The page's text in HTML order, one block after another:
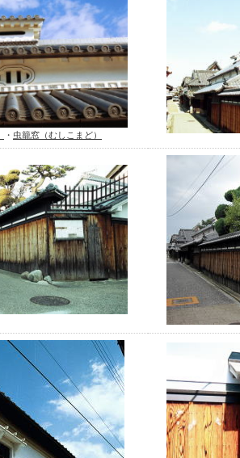
・ 虫籠窓（むしこまど）